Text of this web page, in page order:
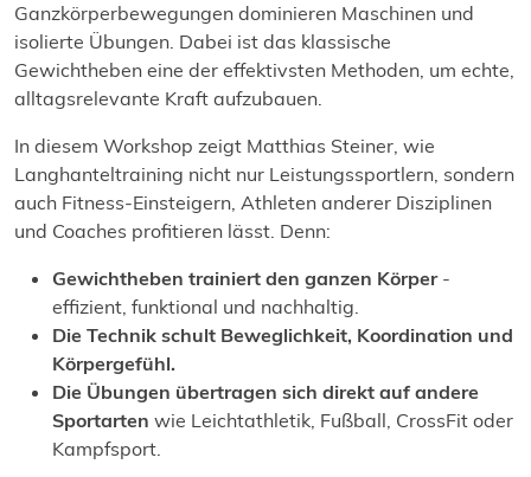
Ganzkörperbewegungen dominieren Maschinen und
isolierte Übungen. Dabei ist das klassische
Gewichtheben eine der effektivsten Methoden, um echte,
alltagsrelevante Kraft aufzubauen.
In diesem Workshop zeigt Matthias Steiner, wie
Langhanteltraining nicht nur Leistungssportlern, sondern
auch Fitness-Einsteigern, Athleten anderer Disziplinen
und Coaches profitieren lässt. Denn:
Gewichtheben trainiert den ganzen Körper-
effizient, funktional und nachhaltig.
Die Technik schult Beweglichkeit, Koordination und
Körpergefühl.
Die Übungen übertragen sich direkt auf andere
Sportarten wie Leichtathletik, Fußball, CrossFit oder
Kampfsport.